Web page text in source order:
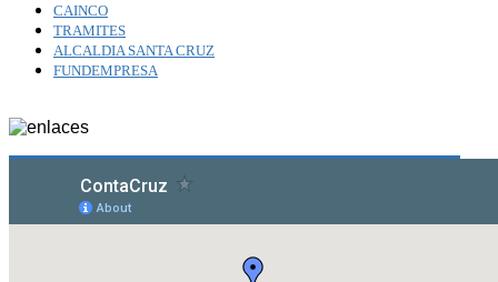
CAINCO
TRAMITES
ALCALDIA SANTA CRUZ
FUNDEMPRESA